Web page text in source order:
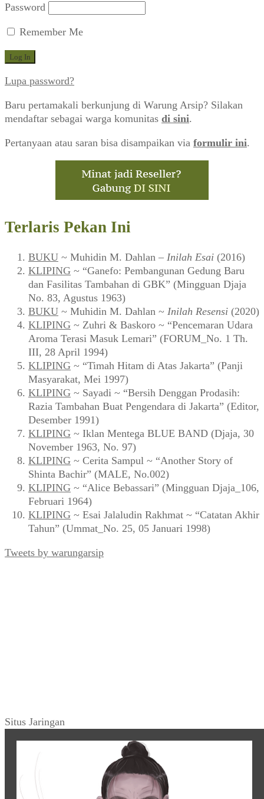
Password
Remember Me
Lupa password?
Baru pertamakali berkunjung di Warung Arsip? Silakan
mendaftar sebagai warga komunitas di sini.
Pertanyaan atau saran bisa disampaikan via formulir ini.
Terlaris Pekan Ini
BUKU ~ Muhidin M. Dahlan – Inilah Esai (2016)
KLIPING ~ “Ganefo: Pembangunan Gedung Baru
dan Fasilitas Tambahan di GBK” (Mingguan Djaja
No. 83, Agustus 1963)
BUKU ~ Muhidin M. Dahlan ~ Inilah Resensi (2020)
KLIPING ~ Zuhri & Baskoro ~ “Pencemaran Udara
Aroma Terasi Masuk Lemari” (FORUM_No. 1 Th.
III, 28 April 1994)
KLIPING ~ “Timah Hitam di Atas Jakarta” (Panji
Masyarakat, Mei 1997)
KLIPING ~ Sayadi ~ “Bersih Denggan Prodasih:
Razia Tambahan Buat Pengendara di Jakarta” (Editor,
Desember 1991)
KLIPING ~ Iklan Mentega BLUE BAND (Djaja, 30
November 1963, No. 97)
KLIPING ~ Cerita Sampul ~ “Another Story of
Shinta Bachir” (MALE, No.002)
KLIPING ~ “Alice Bebassari” (Mingguan Djaja_106,
Februari 1964)
KLIPING ~ Esai Jalaludin Rakhmat ~ “Catatan Akhir
Tahun” (Ummat_No. 25, 05 Januari 1998)
Tweets by warungarsip
Situs Jaringan